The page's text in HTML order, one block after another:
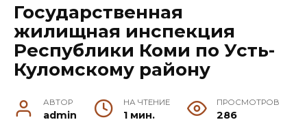
Государственная
жилищная инспекция
Республики Коми по Усть-
Куломскому району
АВТОР
admin
НА ЧТЕНИЕ
1 мин.
ПРОСМОТРОВ
286